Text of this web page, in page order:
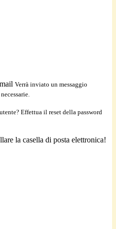
Verrà inviato un messaggio
Effettua il reset della password
la casella di posta elettronica!